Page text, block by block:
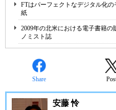
FTはパーフェクトなデジタル化
紙
2009年の北米における電子書籍
ノミスト誌
Share
安藤 怜